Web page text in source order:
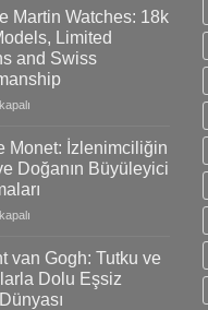
Martin Watches: 18k
Limited
and Swiss
Monet: İzlenimciliğin
Doğanın Büyüleyici
van Gogh: Tutku ve
Dolu Eşsiz